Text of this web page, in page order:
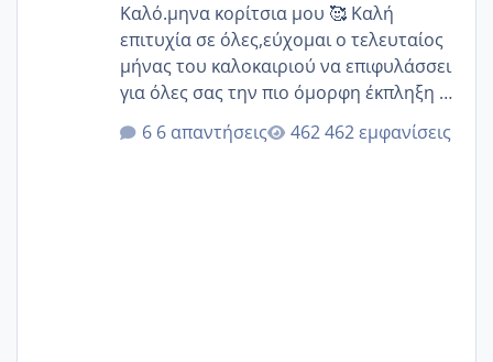
Καλό.μηνα κορίτσια μου 🥰 Καλή
επιτυχία σε όλες,εύχομαι ο τελευταίος
μήνας του καλοκαιριού να επιφυλάσσει
για όλες σας την πιο όμορφη έκπληξη 🧿
@Elk @Melikara86 @Παρασκευαιδου
@Zenia z @melitiniღ @Christi.D.
6 απαντήσεις 462 εμφανίσεις